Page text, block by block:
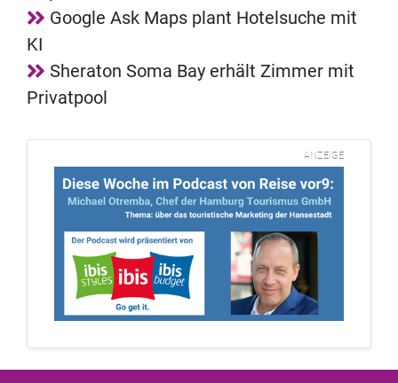
Google Ask Maps plant Hotelsuche mit
KI
Sheraton Soma Bay erhält Zimmer mit
Privatpool
ANZEIGE